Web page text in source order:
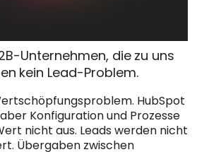
Unternehmen, die zu uns
kein Lead-Problem.
HubSpot
Konfiguration und Prozesse
nicht aus. Leads werden nicht
Übergaben zwischen